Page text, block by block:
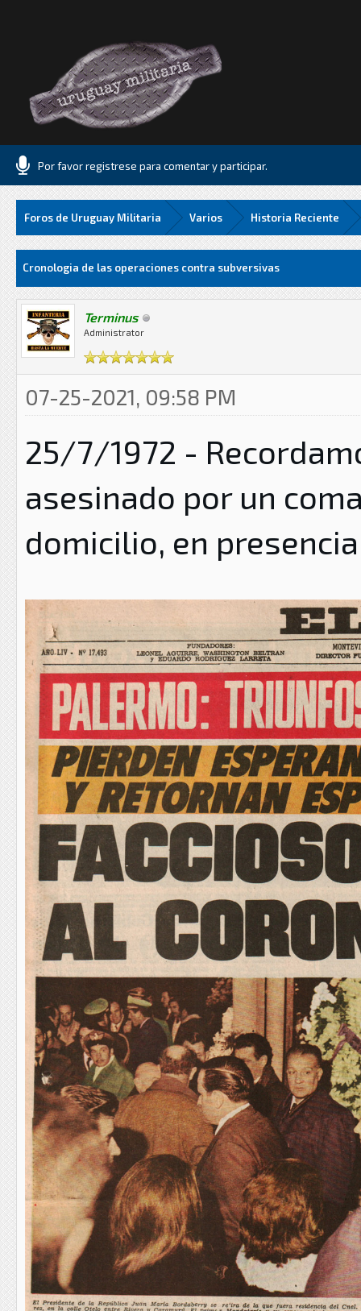
Por favor registrese para comentar y participar.
Foros de Uruguay Militaria Varios Historia Reciente
Cronologia de las operaciones contra subversivas
Terminus
Administrator
07-25-2021, 09:58 PM
25/7/1972 -
asesinado por un
domicilio, en